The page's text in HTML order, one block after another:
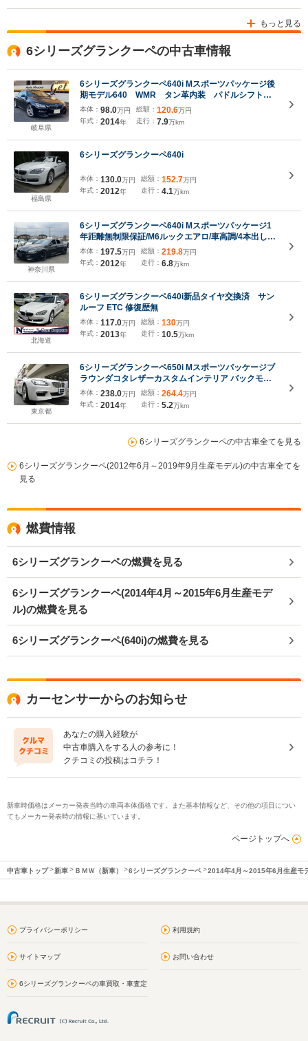
もっと見る
6シリーズグランクーペの中古車情報
岐阜県
6シリーズグランクーペ640i Mスポーツパッケージ後
期モデル640 WMR タン革内装 パドルシフト
8AT AVナビTVバックカメラ 純正19AW ETC
本体： 98.0万円
年式： 2014年
総額： 120.6万円
走行： 7.9万km
福島県
6シリーズグランクーペ640i
本体： 130.0万円
年式： 2012年
総額： 152.7万円
走行： 4.1万km
神奈川県
6シリーズグランクーペ640i Mスポーツパッケージ1
年距離無制限保証/M6ルックエアロ/車高調/4本出しマ
フラー/レイズ20インチAW/ガラスサンルーフ/黒本革
シート/Bluetoothオーディオ/地デジ/バックカメ
ラ/LEDヘッドライト/シートヒーター
本体： 197.5万円
年式： 2012年
総額： 219.8万円
走行： 6.8万km
北海道
6シリーズグランクーペ640i新品タイヤ交換済 サン
ルーフ ETC 修復歴無
本体： 117.0万円
年式： 2013年
総額： 130万円
走行： 10.5万km
東京都
6シリーズグランクーペ650i Mスポーツパッケージブ
ラウンダコタレザーカスタムインテリア バックモニ
ター&パークディスタンス サイドカメラ サンルーフ
ヘッドアップディスプレイ 保証書 取説 全ディーラー
整備記録6枚 ETC 屋内保管禁煙車 JAA鑑定評価5/4
本体： 238.0万円
年式： 2014年
総額： 264.4万円
走行： 5.2万km
6シリーズグランクーペの中古車全てを見る
6シリーズグランクーペ(2012年6月～2019年9月生産モデル)の中古車全てを
見る
燃費情報
6シリーズグランクーペの燃費を見る
6シリーズグランクーペ(2014年4月～2015年6月生産モデ
ル)の燃費を見る
6シリーズグランクーペ(640i)の燃費を見る
カーセンサーからのお知らせ
あなたの購入経験が
中古車購入をする人の参考に！
クチコミの投稿はコチラ！
新車時価格はメーカー発表当時の車両本体価格です。また基本情報など、その他の項目につい
てもメーカー発表時の情報に基いています。
ページトップへ
中古車トップ 新車 ＢＭＷ（新車） 6シリーズグランクーペ 2014年4月～2015年6月生産モ
プライバシーポリシー 利用規約
サイトマップ お問い合わせ
6シリーズグランクーペの車買取・車査定